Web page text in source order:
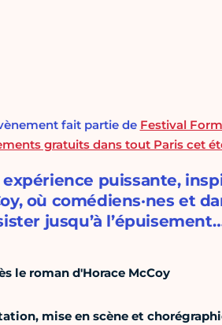
fait partie de Festival
gratuits dans tout Paris cet
expérience puissante,
où comédiens·nes et
jusqu’à
le roman d'Horace McCoy
mise en scène et